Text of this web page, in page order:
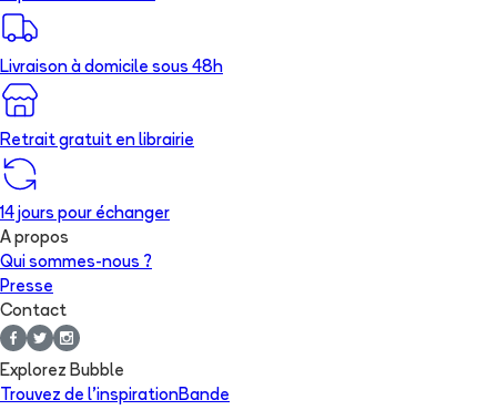
Livraison à domicile sous 48h
Retrait gratuit en librairie
14 jours pour échanger
A propos
Qui sommes-nous ?
Presse
Contact
Explorez Bubble
Trouvez de l'inspirationBande